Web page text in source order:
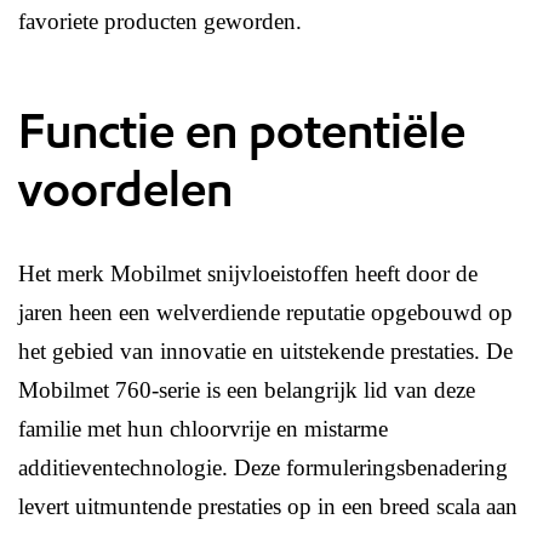
favoriete producten geworden.
Functie en potentiële
voordelen
Het merk Mobilmet snijvloeistoffen heeft door de
jaren heen een welverdiende reputatie opgebouwd op
het gebied van innovatie en uitstekende prestaties. De
Mobilmet 760-serie is een belangrijk lid van deze
familie met hun chloorvrije en mistarme
additieventechnologie. Deze formuleringsbenadering
levert uitmuntende prestaties op in een breed scala aan